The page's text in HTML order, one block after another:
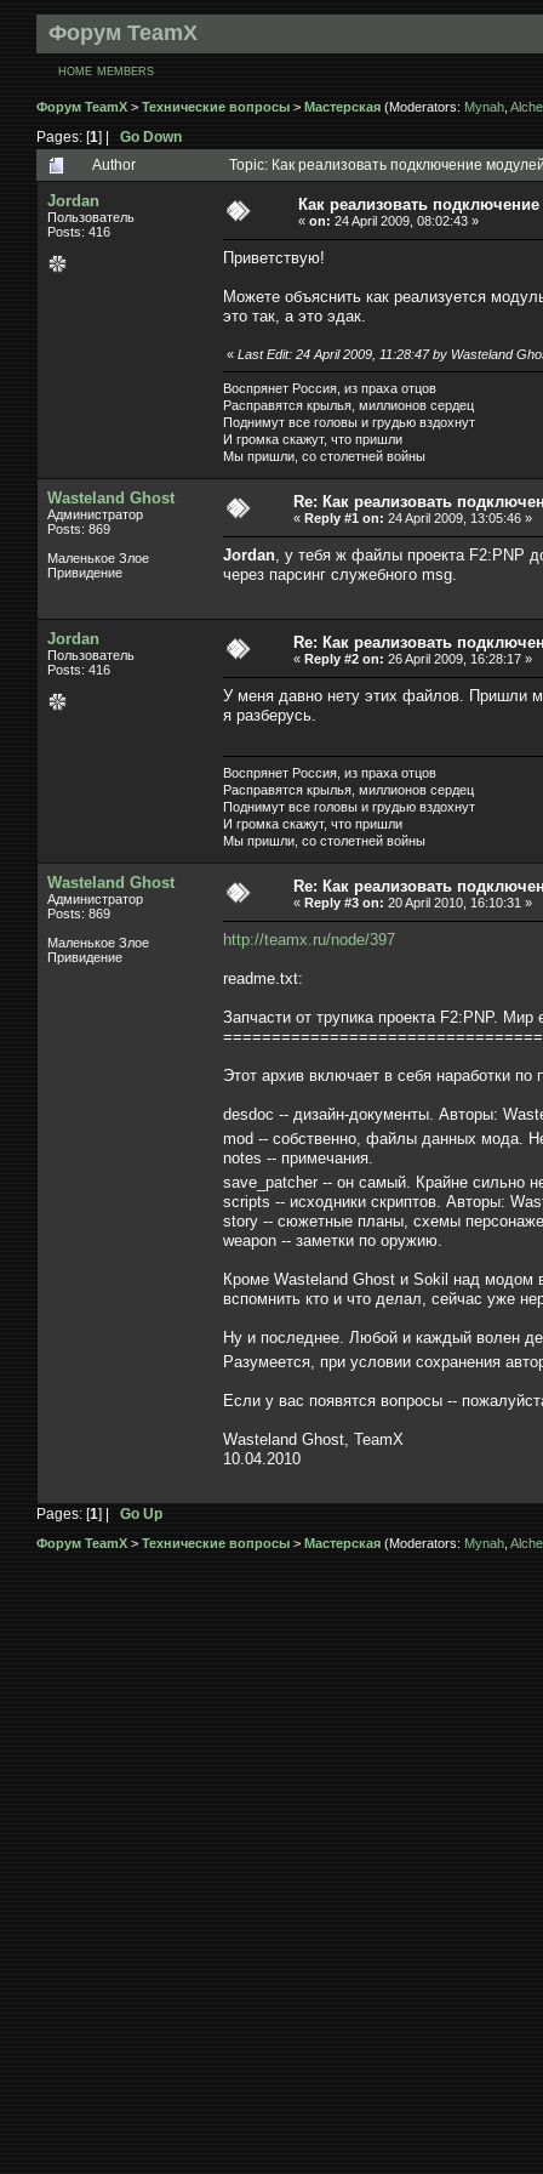
Форум TeamX
HOME MEMBERS
Форум TeamX > Технические вопросы > Мастерская (Moderators: Mynah
Pages: [1] | Go Down
Author
Topic: Как реализовать подключение
Jordan
Пользователь
Posts: 416
Как реализовать
« on: 24 April 2009, 08:02:43 »
Приветствую!
Можете объяснить как реализуется
это так, а это эдак.
« Last Edit: 24 April 2009, 11:28:47 by Wasteland
Воспрянет Россия, из праха отцов
Расправятся крылья, миллионов сердец
Поднимут все головы и грудью вздохнут
И громка скажут, что пришли
Мы пришли, со столетней войны
Wasteland Ghost
Администратор
Posts: 869
Маленькое Злое
Привидение
Re: Как реализовать
« Reply #1 on: 24 April 2009, 13:05:46 »
Jordan , у тебя ж файлы проекта F2:PNP
через парсинг служебного msg.
Jordan
Пользователь
Posts: 416
Re: Как реализовать
« Reply #2 on: 26 April 2009, 16:28:17 »
У меня давно нету этих файлов. Пришли
я разберусь.
Воспрянет Россия, из праха отцов
Расправятся крылья, миллионов сердец
Поднимут все головы и грудью вздохнут
И громка скажут, что пришли
Мы пришли, со столетней войны
Wasteland Ghost
Администратор
Posts: 869
Маленькое Злое
Привидение
Re: Как реализовать
« Reply #3 on: 20 April 2010, 16:10:31 »
http://teamx.ru/node/397
readme.txt:
Запчасти от трупика проекта F2:PNP. Мир
Этот архив включает в себя наработки
desdoc -- дизайн-документы. Авторы:
mod -- собственно, файлы данных мода.
notes -- примечания.
save_patcher -- он самый. Крайне сильно
scripts -- исходники скриптов. Авторы:
story -- сюжетные планы, схемы
weapon -- заметки по оружию.
Кроме Wasteland Ghost и Sokil над модом
вспомнить кто и что делал, сейчас уже
Ну и последнее. Любой и каждый волен
Разумеется, при условии сохранения
Если у вас появятся вопросы --
Wasteland Ghost, TeamX
10.04.2010
Pages: [1] | Go Up
Форум TeamX > Технические вопросы > Мастерская (Moderators: Mynah